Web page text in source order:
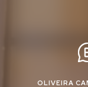
OLIVEIRA